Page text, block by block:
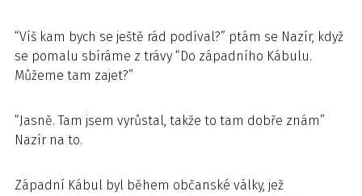
“Víš kam bych se ještě rád podíval?” ptám se Nazír, když
se pomalu sbíráme z trávy “Do západního Kábulu.
Můžeme tam zajet?”
“Jasně. Tam jsem vyrůstal, takže to tam dobře znám”
Nazír na to.
Západní Kábul byl během občanské války, jež